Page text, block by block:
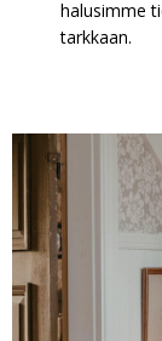
halusimme
tarkkaan.